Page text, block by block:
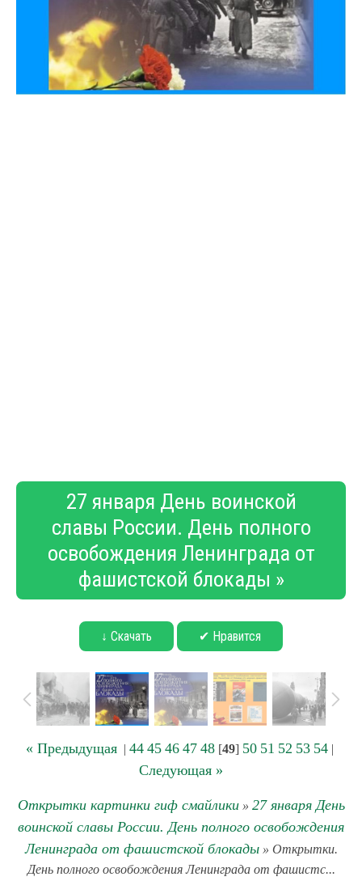
27 января День воинской
славы России. День полного
освобождения Ленинграда от
фашистской блокады »
↓ Скачать ✔ Нравится
« Предыдущая| 44 45 46 47 48[49] 50 51 52 53 54|
Следующая »
Открытки картинки гиф смайлики» 27 января День
воинской славы России. День полного освобождения
Ленинграда от фашистской блокады» Открытки.
День полного освобождения Ленинграда от фашистс...